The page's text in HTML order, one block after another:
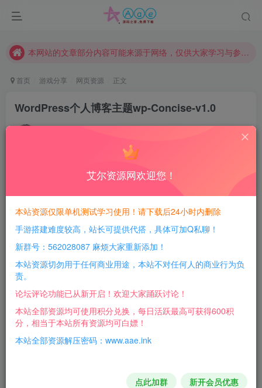
现在赞助会员享受专属折扣，详情点击此条公告。
本网站的文章部分内容可能来源于网络，仅供大家学习与参考，如有侵权，请联系站长QQ466107887进行删除处理。
首页 游戏分享 网页资源 正文
WordPress个人博客主题wp-Concise-v1.0
关注
每日活跃最高可获得600积分！所有资源可以使用
积分免费兑换！
简介：
WordPress个人博客主题wp-Concise-v1.0，简约博客全
宽排版。
1、基于php7.4环境下开发，可能不适于7.4以上环境
2、侧边栏插件在小工具里面，主题设置里可以设置自定
义图片背景。
艾尔资源网欢迎您！
本站资源仅限单机测试学习使用！请下载后24小时内删除
手游搭建难度较高，站长可提供代搭，具体可加Q私聊！
新群号：562028087 麻烦大家重新添加！
本站资源切勿用于任何商业用途，本站不对任何人的商业行为负
责。
论坛评论功能已从新开启！欢迎大家踊跃讨论！
本站全部资源均可使用积分兑换，每日活跃最高可获得600积
分，相当于本站所有资源均可白嫖！
本站全部资源解压密码：www.aae.ink
点此加群 新开会员优惠